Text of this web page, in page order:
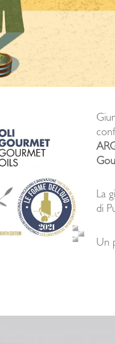
La
di
Un